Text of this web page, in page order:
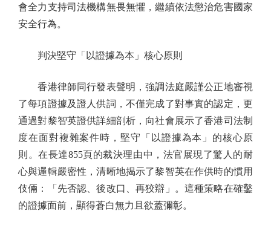
會全力支持司法機構無畏無懼，繼續依法懲治危害國家
安全行為。
判決堅守「以證據為本」核心原則
香港律師同行發表聲明，強調法庭嚴謹公正地審視
了每項證據及證人供詞，不僅完成了對事實的認定，更
通過對黎智英證供詳細剖析，向社會展示了香港司法制
度在面對複雜案件時，堅守「以證據為本」的核心原
則。在長達855頁的裁決理由中，法官展現了驚人的耐
心與邏輯嚴密性，清晰地揭示了黎智英在作供時的慣用
伎倆：「先否認、後改口、再狡辯」。這種策略在確鑿
的證據面前，顯得蒼白無力且欲蓋彌彰。